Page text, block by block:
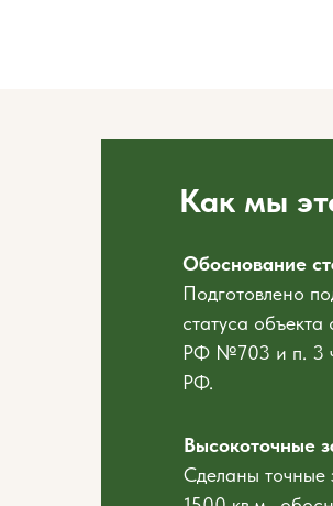
Как мы
Высокоточные
Сделаны точные
Обоснование
Подготовлено
статуса
РФ №703 и п. 3 ч.
РФ.